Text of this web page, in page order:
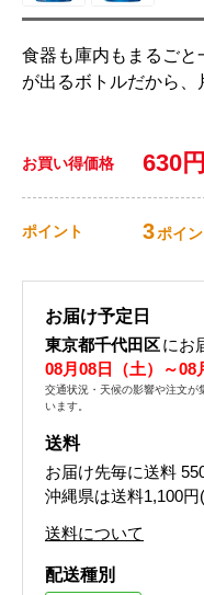
食器も庫内もまるごと
が出るボトルだから、
お買い得価格 630円
ポイント 3ポイ
お届け予定日
東京都千代田区にお
08月08日（土）～08
交通状況・天候の影響や注文が
います。
送料
お届け先毎に送料
沖縄県は送料1,100円
送料について
配送種別